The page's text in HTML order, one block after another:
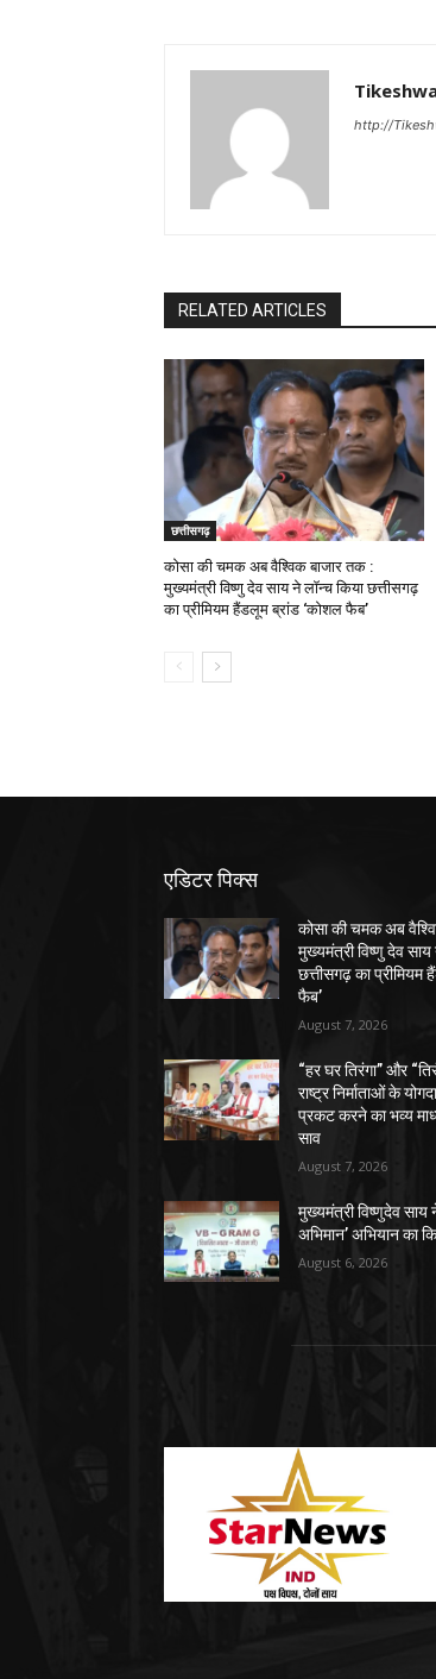
http://
RELATED ARTICLES
छत्तीसगढ़
कोसा की चमक अब वैश्विक बाजार तक :
मुख्यमंत्री विष्णु देव साय ने लॉन्च किया छत्तीसगढ़
का प्रीमियम हैंडलूम ब्रांड ‘कोशल फैब’
एडिटर पिक्स
कोसा की चमक अब
मुख्यमंत्री विष्णु देव साय
छत्तीसगढ़ का प्रीमियम
फैब’
August 7, 2026
“हर घर तिरंगा” और
राष्ट्र निर्माताओं के
प्रकट करने का भव्य
साव
August 7, 2026
मुख्यमंत्री विष्णुदेव साय
अभिमान’ अभियान का
August 6, 2026